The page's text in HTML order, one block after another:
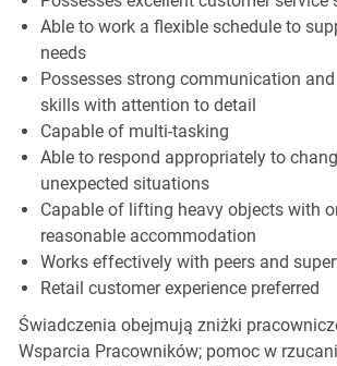
Able to work a flexible schedule to
needs
Possesses strong communication
skills with attention to detail
Capable of multi-tasking
Able to respond appropriately to
unexpected situations
Capable of lifting heavy objects with
reasonable accommodation
Works effectively with peers and
Retail customer experience preferred
Świadczenia obejmują zniżki
Wsparcia Pracowników; pomoc w